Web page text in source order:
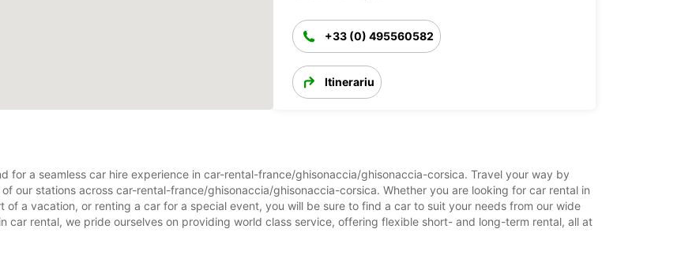
+33 (0) 495560582
Itinerariu
for a seamless car hire experience in car-rental-france/ghisonaccia/ghisonaccia-corsica. Travel your way by
our stations across car-rental-france/ghisonaccia/ghisonaccia-corsica. Whether you are looking for car rental in
a vacation, or renting a car for a special event, you will be sure to find a car to suit your needs from our wide
car rental, we pride ourselves on providing world class service, offering flexible short- and long-term rental, all at